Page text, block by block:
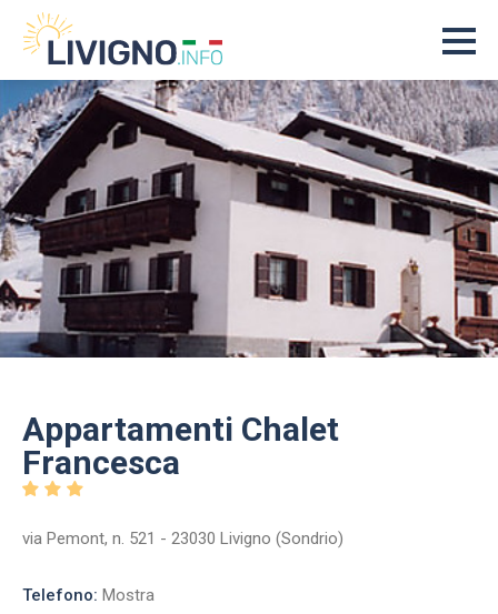
Appartamenti Chalet
Francesca
via Pemont, n. 521 - 23030 Livigno (Sondrio)
Telefono: Mostra